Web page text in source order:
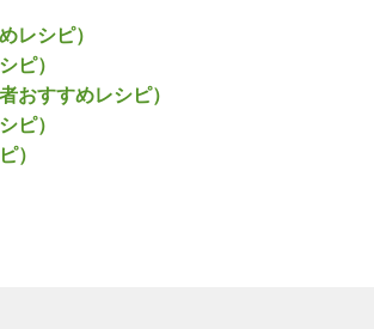
レシピ）
ピ）
おすすめレシピ）
ピ）
）